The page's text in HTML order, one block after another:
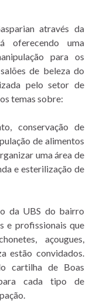
através da
oferecendo uma
para os
de beleza do
pelo setor de
temas sobre:
conservação de
de alimentos
uma área de
e esterilização de
da UBS do bairro
e profissionais que
açougues,
estão convidados.
cartilha de Boas
cada tipo de